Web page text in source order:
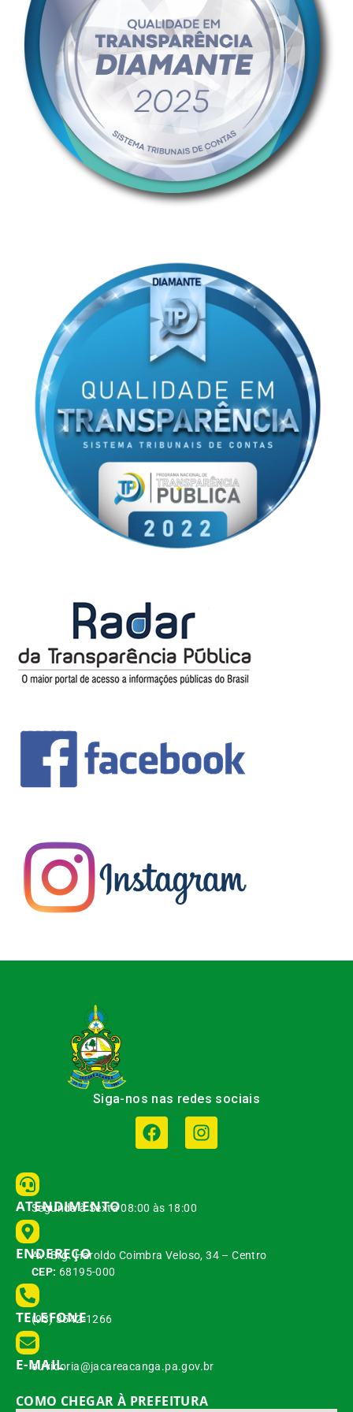
Siga-nos nas redes sociais
ATENDIMENTO
Segunda à Sexta 08:00 às 18:00
ENDEREÇO
Av. Brg. Haroldo Coimbra Veloso, 34 – Centro
CEP: 68195-000
TELEFONE
(93) 3542-1266
E-MAIL
ouvidoria@jacareacanga.pa.gov.br
COMO CHEGAR À PREFEITURA